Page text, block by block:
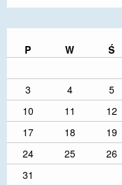
P
W Ś
3
4 5
10
11 12
17
18 19
24
25 26
31